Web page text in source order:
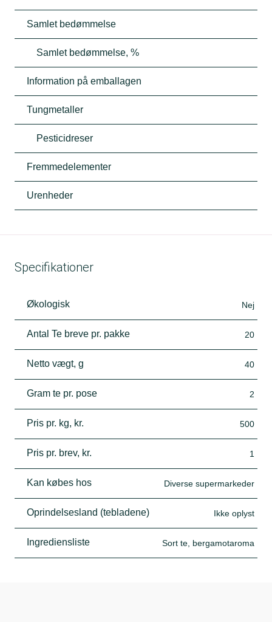
Samlet bedømmelse
Samlet bedømmelse, %
Information på emballagen
Tungmetaller
Pesticidreser
Fremmedelementer
Urenheder
Specifikationer
Økologisk Nej
Antal Te breve pr. pakke 20
Netto vægt, g 40
Gram te pr. pose 2
Pris pr. kg, kr. 500
Pris pr. brev, kr. 1
Kan købes hos Diverse supermarkeder
Oprindelsesland (tebladene) Ikke oplyst
Ingrediensliste Sort te, bergamotaroma